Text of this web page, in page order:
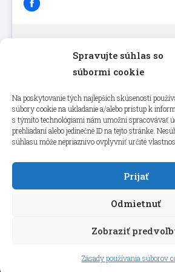
Spravujte súhlas so
súbormi cookie
Na poskytovanie tých najlepších skúseností
súbory cookie na ukladanie a/alebo prístup k
s týmito technológiami nám umožní spracovávať
prehliadaní alebo jedinečné ID na tejto stránke.
súhlasu môže nepriaznivo ovplyvniť určité
Prijať
Odmietnuť
Zobraziť
Zásady používania súborov
Kliknutím prijmete súbory
Copyright © 2026